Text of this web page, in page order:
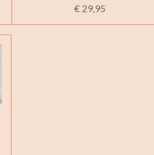
€ 29,95